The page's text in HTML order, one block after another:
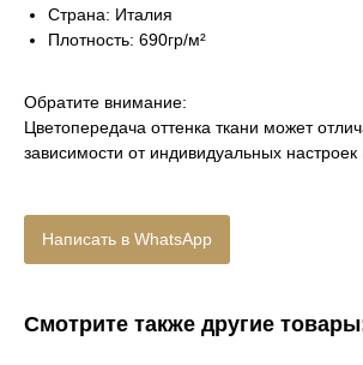
Страна: Италия
Плотность: 690гр/м²
Обратите внимание:
Цветопередача оттенка ткани может
зависимости от индивидуальных настроек
Написать в WhatsApp
Смотрите также другие